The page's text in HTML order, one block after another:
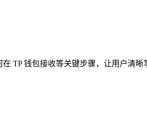
TP 钱包接收等关键步骤，让用户清晰